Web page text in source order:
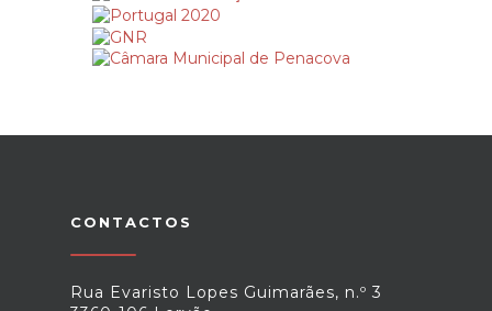
CONTACTOS
Rua Evaristo Lopes Guimarães, n.º 3